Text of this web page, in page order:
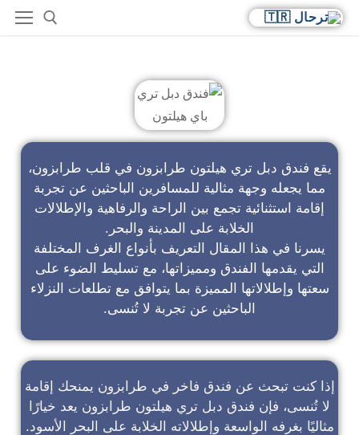
يقع فندق دبل تري هيلتون طرابزون في قلب طرابزون،
مما يجعله وجهة مثالية للمسافرين الباحثين عن تجربة
إقامة استثنائية تجمع بين الراحة والرفاهية والإطلالات
الخلابة على المدينة والبحر.
يسرنا في هذا المقال التعريف بأنواع الغرف المختلفة
التي يقدمها الفندق ومميزاتها، مع تسليط الضوء على
سعتها وإطلالاتها المميزة بما يتوافق مع تطلعات النزلاء
الباحثين عن تجربة لا تُنسى.
إذا كنت تبحث عن فندق فاخر في طرابزون يمنحك إقامة
لا تُنسى، فإن فندق دبل تري هيلتون طرابزون يعد خيارًا
مثاليًا بغرفه الواسعة وإطلالاته الخلابة على البحر الأسود.